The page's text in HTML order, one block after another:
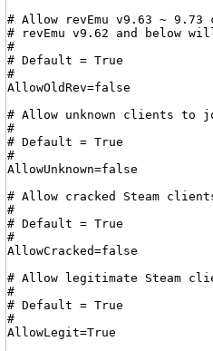
# Allow revEmu v9.63 ~
# revEmu v9.62 and below
#
# Default = True
#
AllowOldRev=false
# Allow unknown clients to
#
# Default = True
#
AllowUnknown=false
# Allow cracked Steam
#
# Default = True
#
AllowCracked=false
# Allow legitimate Steam
#
# Default = True
#
AllowLegit=True